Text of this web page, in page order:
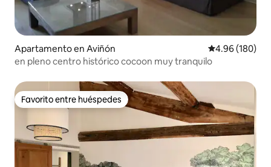
Apartamento en Aviñón Calificación
4.96 (180)
en pleno centro histórico cocoon muy tranquilo
Favorito entre huéspedes
Favorito entre huéspedes